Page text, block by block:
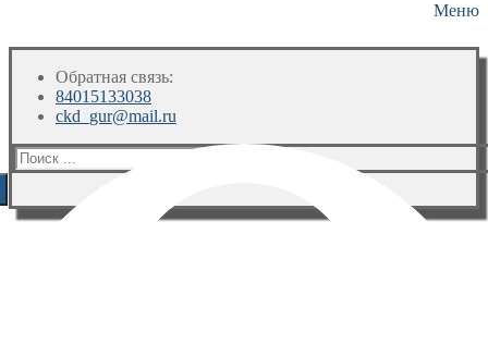
Меню
Обратная связь:
84015133038
ckd_gur@mail.ru
Искать: